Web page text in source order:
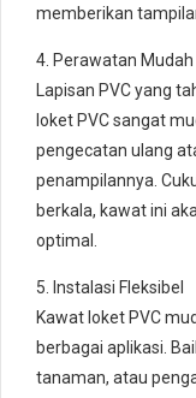
memberikan
4. Perawatan Mudah
Lapisan PVC yang
loket PVC sangat
pengecatan ulang
penampilannya.
berkala, kawat ini
optimal.
5. Instalasi Fleksibel
Kawat loket PVC
berbagai aplikasi.
tanaman, atau